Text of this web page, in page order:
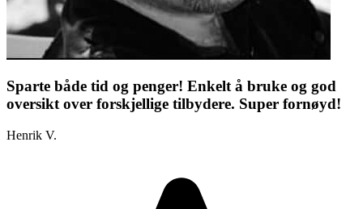
Sparte både tid og penger! Enkelt å bruke og god
oversikt over forskjellige tilbydere. Super fornøyd!
Henrik V.